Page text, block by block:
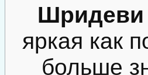
Шридеви
яркая как
больше